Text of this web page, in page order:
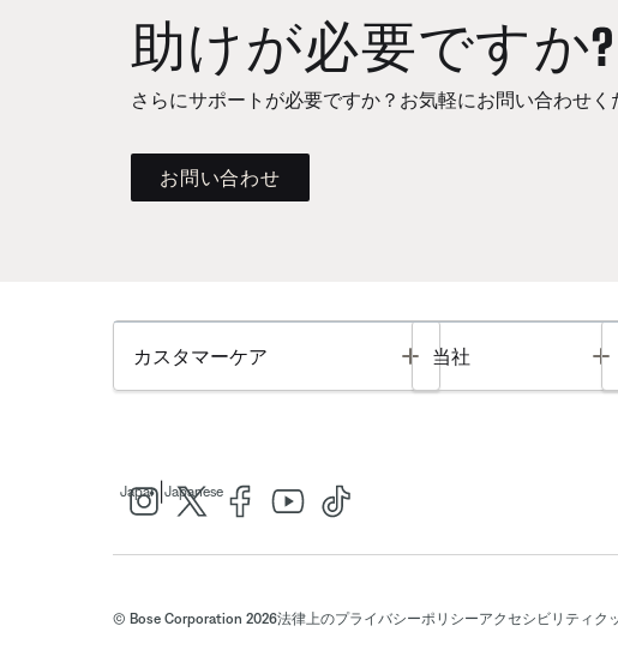
助けが必要ですか?
さらにサポートが必要ですか？お気軽にお問い合わせく
お問い合わせ
カスタマーケア Toggle
当社
Japan Japanese
© Bose Corporation 2026法律上のプライバシーポリシーアクセシビリティ ク